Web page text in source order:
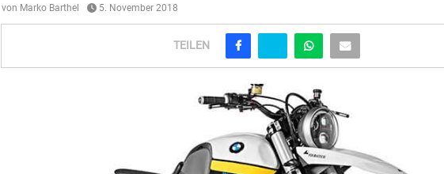
von Marko Barthel 5. November 2018
TEILEN